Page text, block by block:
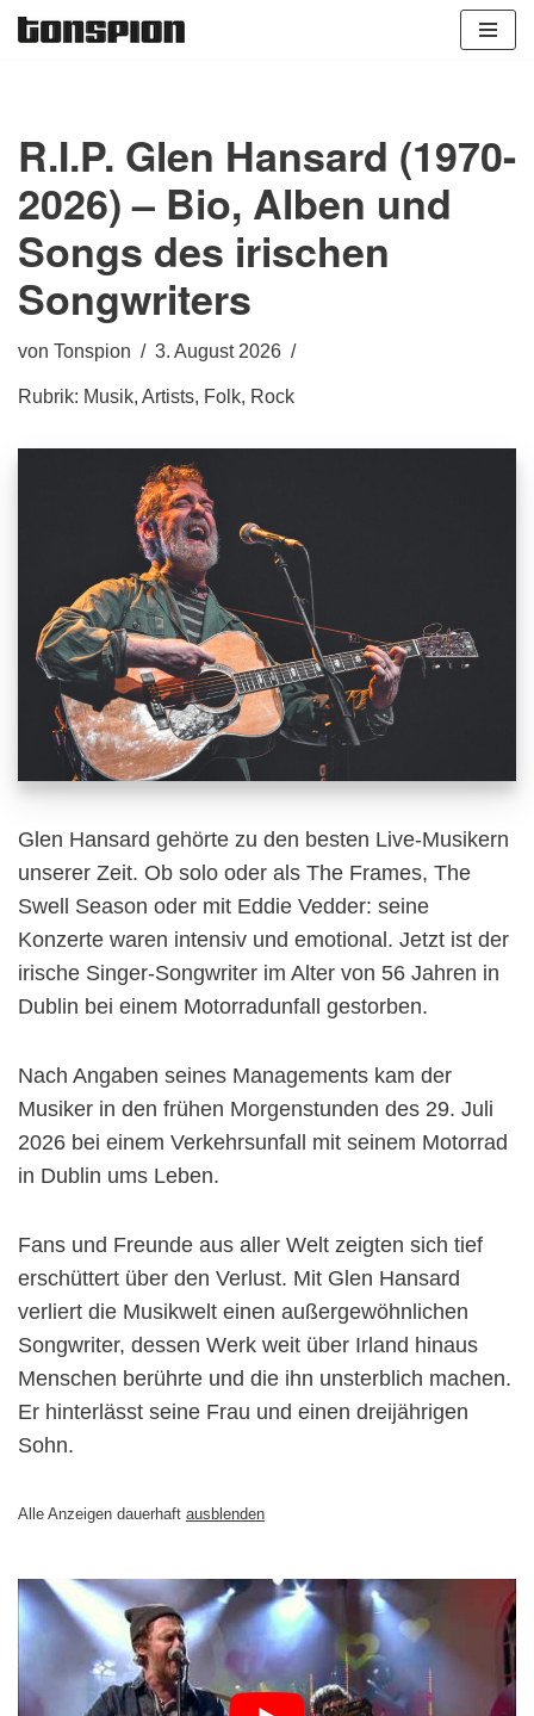
R.I.P. Glen Hansard (1970-
2026) – Bio, Alben und
Songs des irischen
Songwriters
von Tonspion 3. August 2026
Rubrik: Musik, Artists, Folk, Rock
Glen Hansard gehörte zu den besten Live-Musikern
unserer Zeit. Ob solo oder als The Frames, The
Swell Season oder mit Eddie Vedder: seine
Konzerte waren intensiv und emotional. Jetzt ist der
irische Singer-Songwriter im Alter von 56 Jahren in
Dublin bei einem Motorradunfall gestorben.
Nach Angaben seines Managements kam der
Musiker in den frühen Morgenstunden des 29. Juli
2026 bei einem Verkehrsunfall mit seinem Motorrad
in Dublin ums Leben.
Fans und Freunde aus aller Welt zeigten sich tief
erschüttert über den Verlust. Mit Glen Hansard
verliert die Musikwelt einen außergewöhnlichen
Songwriter, dessen Werk weit über Irland hinaus
Menschen berührte und die ihn unsterblich machen.
Er hinterlässt seine Frau und einen dreijährigen
Sohn.
Alle Anzeigen dauerhaft ausblenden